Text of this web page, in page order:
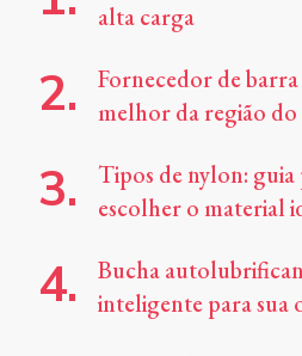
alta carga
Fornecedor de
melhor da região
Tipos de nylon:
escolher o material
Bucha
inteligente para sua